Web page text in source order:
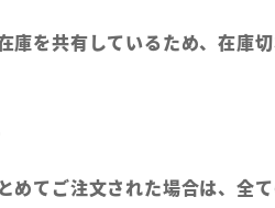
庫を共有しているため、在庫
めてご注文された場合は、全